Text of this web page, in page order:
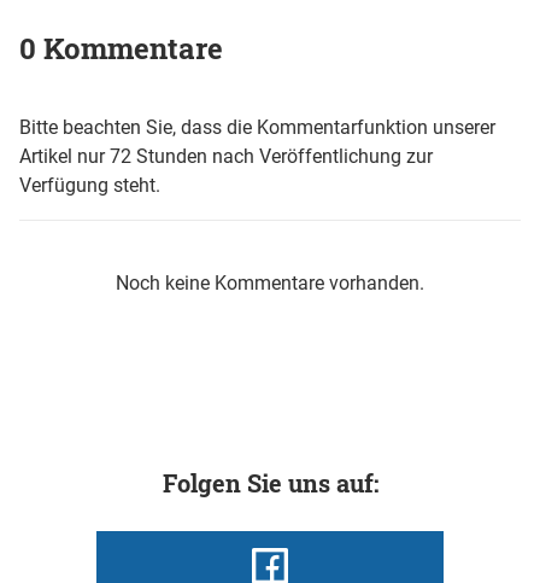
0 Kommentare
Bitte beachten Sie, dass die Kommentarfunktion unserer
Artikel nur 72 Stunden nach Veröffentlichung zur
Verfügung steht.
Noch keine Kommentare vorhanden.
Folgen Sie uns auf: